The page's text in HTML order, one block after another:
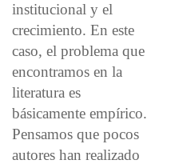
institucional y el
crecimiento. En este
caso, el problema que
encontramos en la
literatura es
básicamente empírico.
Pensamos que pocos
autores han realizado